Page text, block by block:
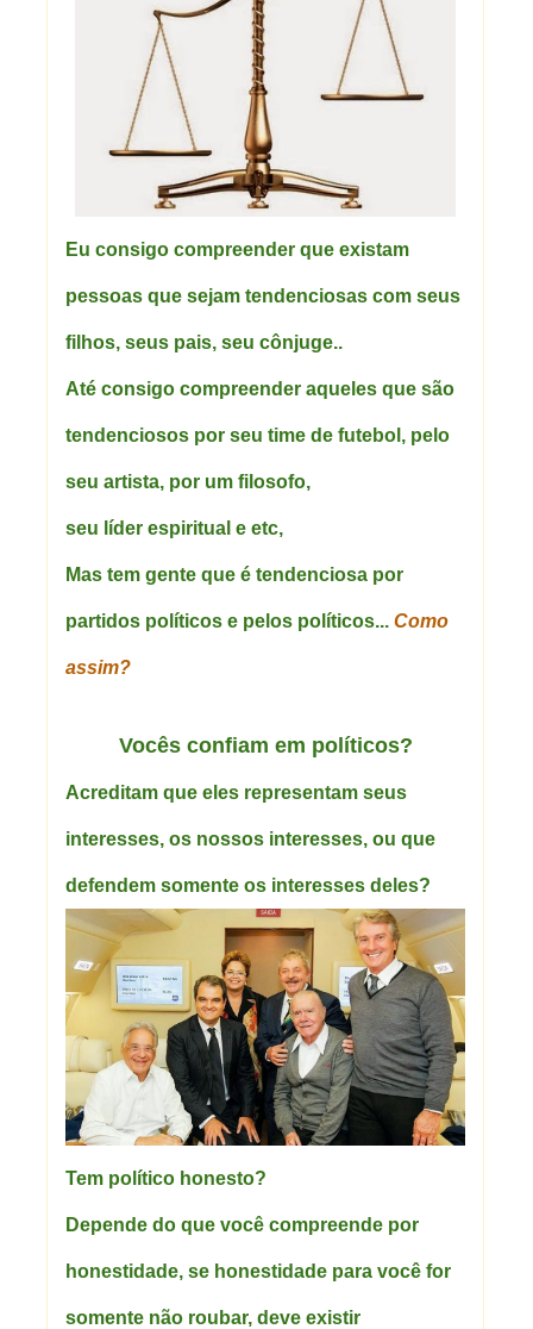
Eu consigo compreender que existam
pessoas que sejam tendenciosas com seus
filhos, seus pais, seu cônjuge..
Até consigo compreender aqueles que são
tendenciosos por seu time de futebol, pelo
seu artista, por um filosofo,
seu líder espiritual e etc,
Mas tem gente que é tendenciosa por
partidos políticos e pelos políticos... Como
assim?
Vocês confiam em políticos?
Acreditam que eles representam seus
interesses, os nossos interesses, ou que
defendem somente os interesses deles?
Tem político honesto?
Depende do que você compreende por
honestidade, se honestidade para você for
somente não roubar, deve existir